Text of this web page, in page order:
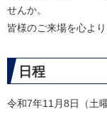
せんか。
皆様のご来場を心よ
日程
令和7年11月8日（土